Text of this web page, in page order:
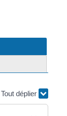
Tout déplier